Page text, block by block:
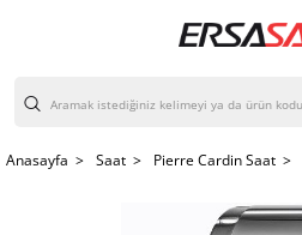
Anasayfa > Saat > Pierre Cardin Saat >